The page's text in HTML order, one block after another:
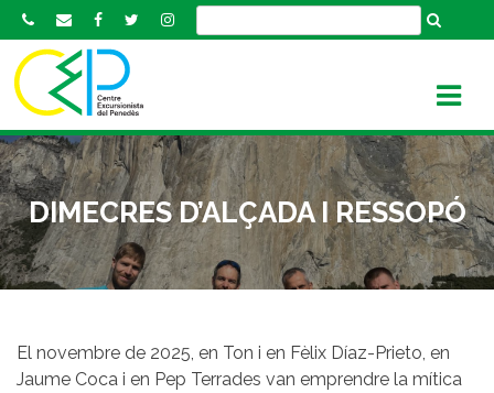
k
o
c
o
n
t
e
DIMECRES D’ALÇADA I RESSOPÓ
El novembre de 2025, en Ton i en Fèlix Díaz-Prieto, en
Jaume Coca i en Pep Terrades van emprendre la mítica